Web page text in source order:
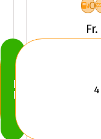
Köp
Nu
C
Fr.